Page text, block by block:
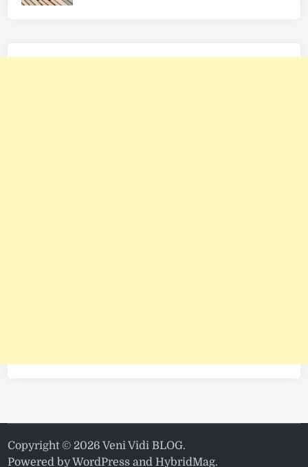
Copyright © 2026Veni Vidi BLOG.
Powered byWordPress andHybridMag.